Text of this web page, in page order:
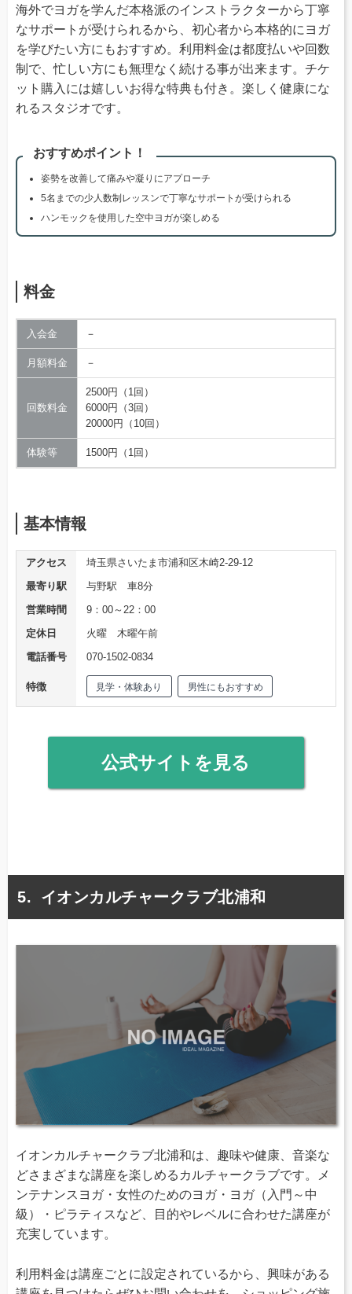
海外でヨガを学んだ本格派のインストラクターから丁寧
なサポートが受けられるから、初心者から本格的にヨガ
を学びたい方にもおすすめ。利用料金は都度払いや回数
制で、忙しい方にも無理なく続ける事が出来ます。チケ
ット購入には嬉しいお得な特典も付き。楽しく健康にな
れるスタジオです。
おすすめポイント！
姿勢を改善して痛みや凝りにアプローチ
5名までの少人数制レッスンで丁寧なサポートが受けられる
ハンモックを使用した空中ヨガが楽しめる
料金
入会金 －
月額料金 －
回数料金
2500円（1回）
6000円（3回）
20000円（10回）
体験等 1500円（1回）
基本情報
アクセス
埼玉県さいたま市浦和区木崎2-29-12
最寄り駅
与野駅 車8分
営業時間
9：00～22：00
定休日
火曜 木曜午前
電話番号
070-1502-0834
特徴 見学・体験あり 男性にもおすすめ
公式サイトを見る
イオンカルチャークラブ北浦和
イオンカルチャークラブ北浦和は、趣味や健康、音楽な
どさまざまな講座を楽しめるカルチャークラブです。メ
ンテナンスヨガ・女性のためのヨガ・ヨガ（入門～中
級）・ピラティスなど、目的やレベルに合わせた講座が
充実しています。
利用料金は講座ごとに設定されているから、興味がある